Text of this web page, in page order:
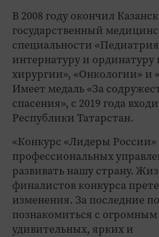
В 2008 году окончил
государственный
специальности
интернатуру и ординатуру
хирургии», «Онкологии» и
Имеет медаль «За
спасения», с 2019 года
Республики Татарстан.
«Конкурс «Лидеры
профессиональных
развивать нашу страну.
финалистов конкурса
изменения. За последние
познакомиться с
удивительных, ярких и